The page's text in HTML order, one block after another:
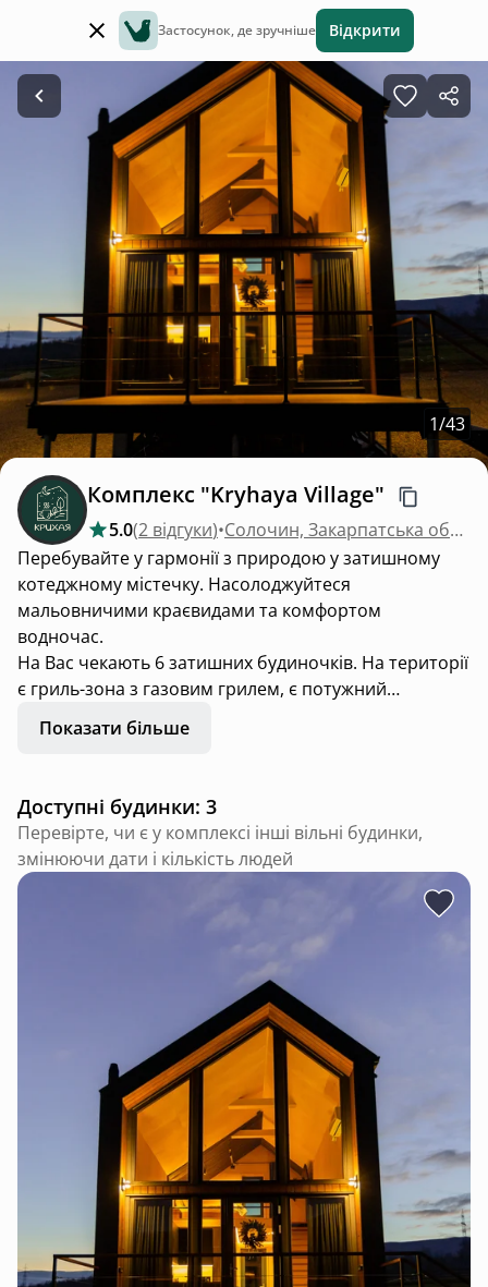
Застосунок, де зручніше Відкрити
1/43
Комплекс "Kryhaya Village"
5.0(2 відгуки)•
Солочин, Закарпатська область
Перебувайте у гармонії з природою у затишному
котеджному містечку. Насолоджуйтеся
мальовничими краєвидами та комфортом
водночас.
На Вас чекають 6 затишних будиночків. На території
є гриль-зона з газовим грилем, є потужний
генератор, як альтернативне джерело живлення та
вуличне джакузі! Активні розваги. Поруч джерела
Пакети послуг для особливих подій.
Показати більше
Доступні будинки: 3
Перевірте, чи є у комплексі інші вільні будинки,
змінюючи дати і кількість людей